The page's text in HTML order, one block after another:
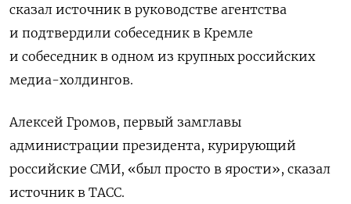
сказал источник в руководстве агентства
и подтвердили собеседник в Кремле
и собеседник в одном из крупных российских
медиа-холдингов.
Алексей Громов, первый замглавы
администрации президента, курирующий
российские СМИ, «был просто в ярости», сказал
источник в ТАСС.